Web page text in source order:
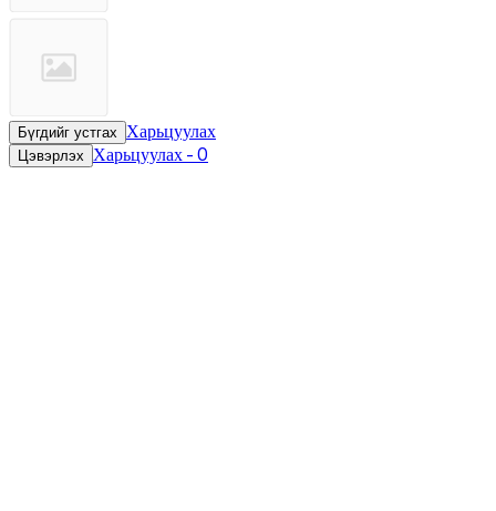
Бүгдийг устгах Харьцуулах
Цэвэрлэх Харьцуулах - 0